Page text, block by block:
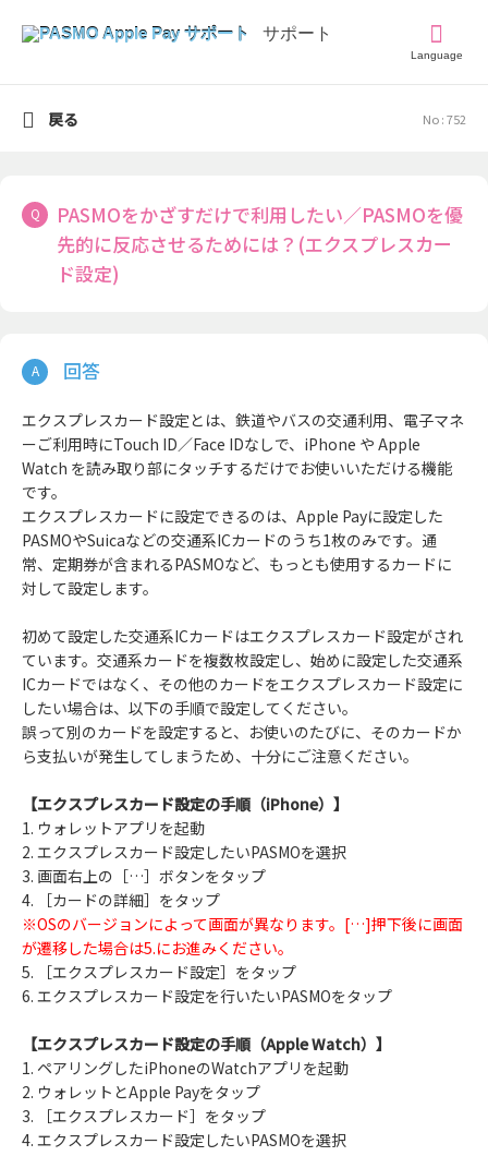
Language
No : 752
PASMOをかざすだけで利用したい／PASMOを優
先的に反応させるためには？(エクスプレスカー
ド設定)
エクスプレスカード設定とは、鉄道やバスの交通利用、電子マネ
ーご利用時にTouch ID／Face IDなしで、iPhone や Apple
Watch を読み取り部にタッチするだけでお使いいただける機能
です。
エクスプレスカードに設定できるのは、Apple Payに設定した
PASMOやSuicaなどの交通系ICカードのうち1枚のみです。通
常、定期券が含まれるPASMOなど、もっとも使用するカードに
対して設定します。
初めて設定した交通系ICカードはエクスプレスカード設定がされ
ています。交通系カードを複数枚設定し、始めに設定した交通系
ICカードではなく、その他のカードをエクスプレスカード設定に
したい場合は、以下の手順で設定してください。
誤って別のカードを設定すると、お使いのたびに、そのカードか
ら支払いが発生してしまうため、十分にご注意ください。
【エクスプレスカード設定の手順（iPhone）】
1. ウォレットアプリを起動
2. エクスプレスカード設定したいPASMOを選択
3. 画面右上の［…］ボタンをタップ
4. ［カードの詳細］をタップ
※OSのバージョンによって画面が異なります。[…]押下後に画面
が遷移した場合は5.にお進みください。
5. ［エクスプレスカード設定］をタップ
6. エクスプレスカード設定を行いたいPASMOをタップ
【エクスプレスカード設定の手順（Apple Watch）】
1. ペアリングしたiPhoneのWatchアプリを起動
2. ウォレットとApple Payをタップ
3. ［エクスプレスカード］をタップ
4. エクスプレスカード設定したいPASMOを選択
戻る